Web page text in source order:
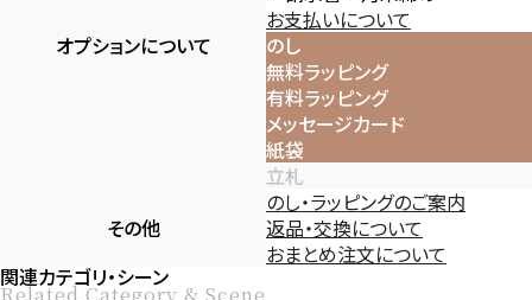
お支払いについて
オプションについて
のし
無料ラッピング
有料ラッピング
メッセージカード
紙袋
立札
のし・ラッピングのご案内
その他
返品・交換について
おまとめ注文について
関連カテゴリ・シーン